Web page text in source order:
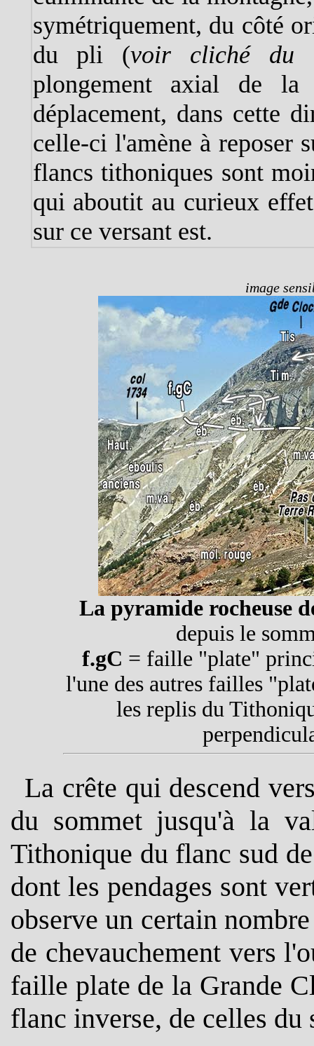
symétriquement, du côté
du pli (voir cliché du
plongement axial de
déplacement, dans cette
celle-ci l'amène à reposer
flancs tithoniques sont
qui aboutit au curieux
sur ce versant est.
image
La pyramide rocheuse
depuis le
f.gC = faille "plate"
l'une des autres failles
les replis du
La crête qui descend
du sommet jusqu'à la
Tithonique du flanc sud
dont les pendages sont
observe un certain
de chevauchement vers
faille plate de la Grande
flanc inverse, de celles du